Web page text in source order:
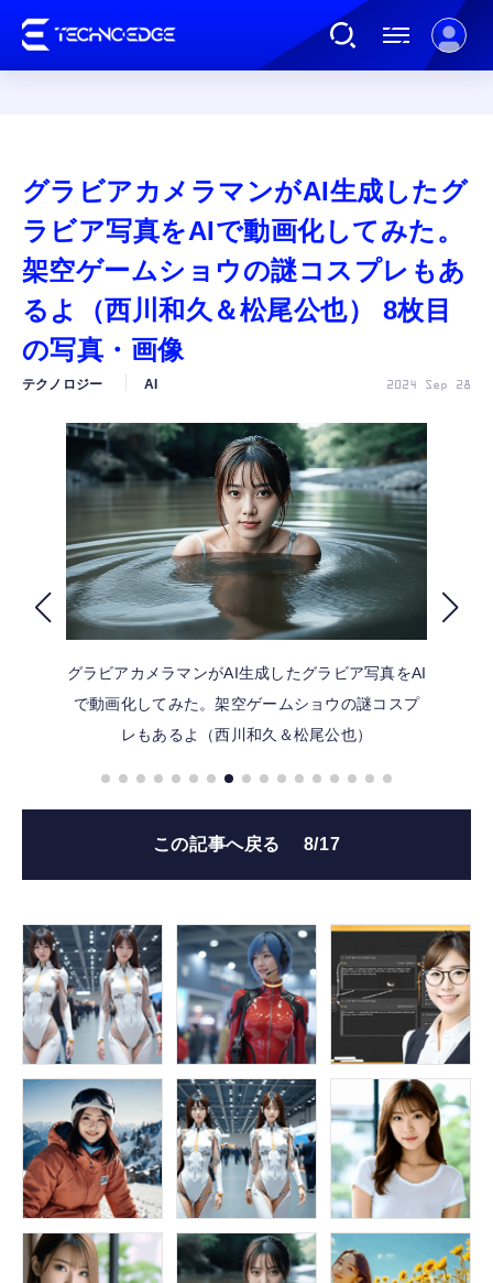
AI
ガジェット
カルチャー
公式ストア
FOLLOW US
グラビアカメラマンがAI生成したグ
ラビア写真をAIで動画化してみた。
架空ゲームショウの謎コスプレもあ
るよ（西川和久＆松尾公也） 8枚目
の写真・画像
テクノロジー AI 2024 Sep 28
グラビアカメラマンがAI生成したグラビア写真をAI
で動画化してみた。架空ゲームショウの謎コスプ
レもあるよ（西川和久＆松尾公也）
この記事へ戻る 8/17